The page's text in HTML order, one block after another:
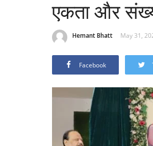
एकता और
Hemant Bhatt May 31,
Facebook